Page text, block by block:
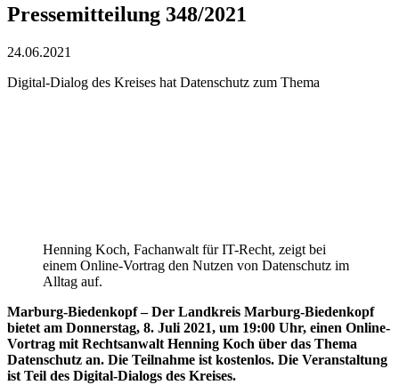
Pressemitteilung 348/2021
24.06.2021
Digital-Dialog des Kreises hat Datenschutz zum Thema
Henning Koch, Fachanwalt für IT-Recht, zeigt bei
einem Online-Vortrag den Nutzen von Datenschutz im
Alltag auf.
Marburg-Biedenkopf –Der Landkreis Marburg-Biedenkopf
bietet am Donnerstag, 8. Juli 2021, um 19:00 Uhr, einen Online-
Vortrag mit Rechtsanwalt Henning Koch über das Thema
Datenschutz an. Die Teilnahme ist kostenlos. Die Veranstaltung
ist Teil des Digital-Dialogs des Kreises.